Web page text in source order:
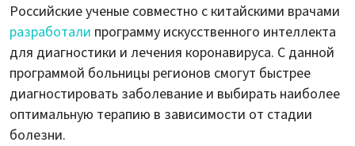
Российские ученые совместно с китайскими врачами
разработали программу искусственного интеллекта
для диагностики и лечения коронавируса. С данной
программой больницы регионов смогут быстрее
диагностировать заболевание и выбирать наиболее
оптимальную терапию в зависимости от стадии
болезни.